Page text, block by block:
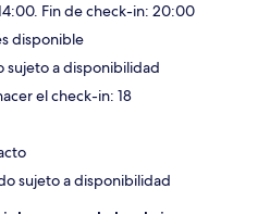
Fin de check-in: 20:00
disponible
sujeto a disponibilidad
el check-in: 18
sujeto a disponibilidad